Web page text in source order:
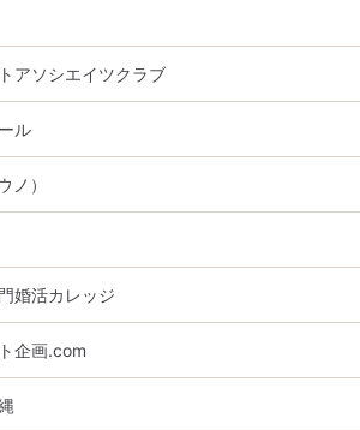
アソシエイツクラブ
ル
ノ）
婚活カレッジ
企画.com